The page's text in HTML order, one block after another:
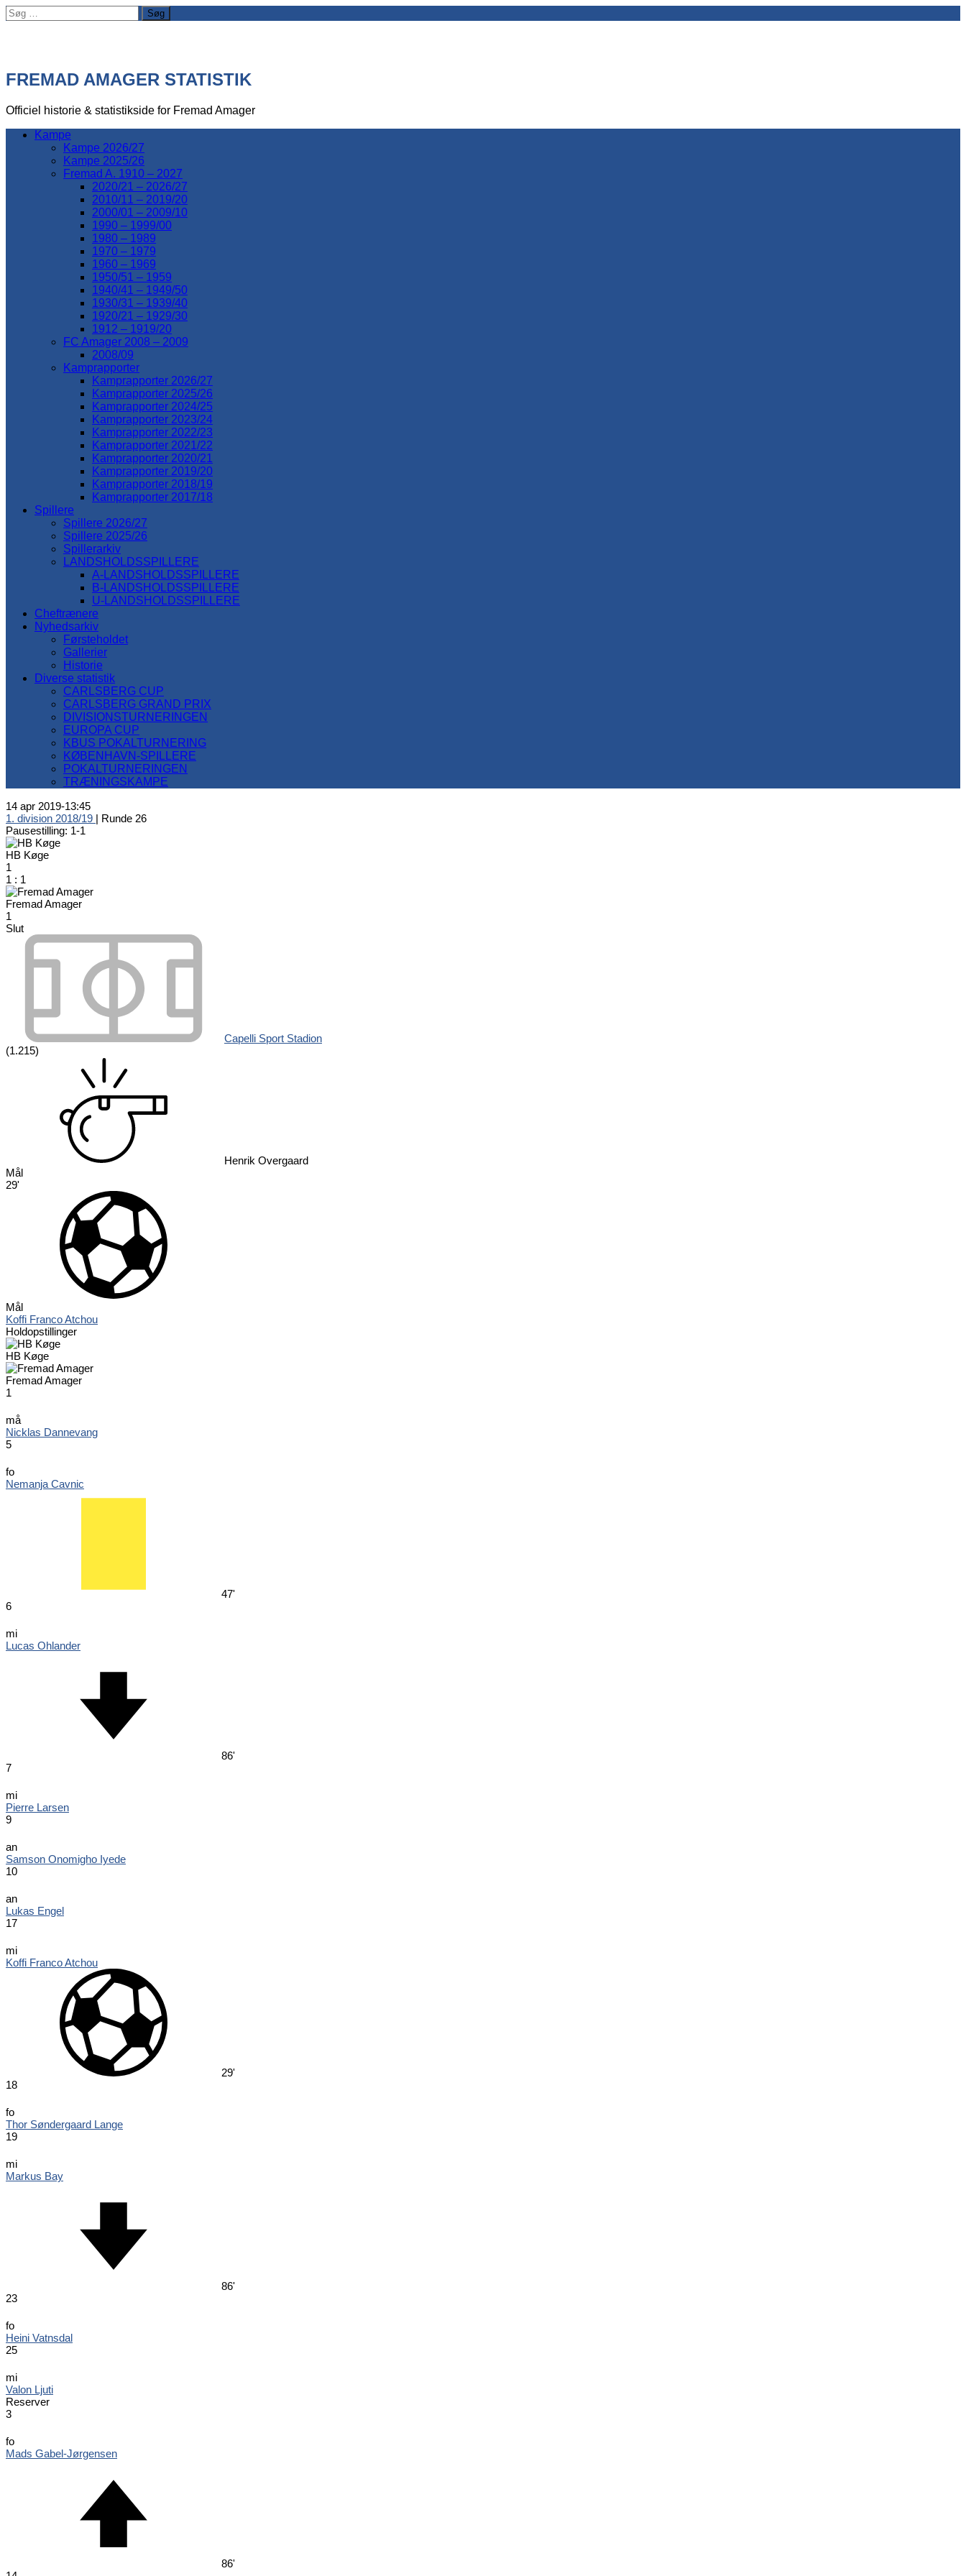
Søg
efter:
FREMAD AMAGER STATISTIK
Officiel historie & statistikside for Fremad Amager
Kampe
Kampe 2026/27
Kampe 2025/26
Fremad A. 1910 – 2027
2020/21 – 2026/27
2010/11 – 2019/20
2000/01 – 2009/10
1990 – 1999/00
1980 – 1989
1970 – 1979
1960 – 1969
1950/51 – 1959
1940/41 – 1949/50
1930/31 – 1939/40
1920/21 – 1929/30
1912 – 1919/20
FC Amager 2008 – 2009
2008/09
Kamprapporter
Kamprapporter 2026/27
Kamprapporter 2025/26
Kamprapporter 2024/25
Kamprapporter 2023/24
Kamprapporter 2022/23
Kamprapporter 2021/22
Kamprapporter 2020/21
Kamprapporter 2019/20
Kamprapporter 2018/19
Kamprapporter 2017/18
Spillere
Spillere 2026/27
Spillere 2025/26
Spillerarkiv
LANDSHOLDSSPILLERE
A-LANDSHOLDSSPILLERE
B-LANDSHOLDSSPILLERE
U-LANDSHOLDSSPILLERE
Cheftrænere
Nyhedsarkiv
Førsteholdet
Gallerier
Historie
Diverse statistik
CARLSBERG CUP
CARLSBERG GRAND PRIX
DIVISIONSTURNERINGEN
EUROPA CUP
KBUS POKALTURNERING
KØBENHAVN-SPILLERE
POKALTURNERINGEN
TRÆNINGSKAMPE
14 apr 2019-13:45
1. division 2018/19 | Runde 26
Pausestilling: 1-1
HB Køge
1
1 : 1
Fremad Amager
1
Slut
Capelli Sport Stadion
(1.215)
Henrik Overgaard
Mål
29'
Mål
Koffi Franco Atchou
Holdopstillinger
HB Køge
Fremad Amager
1
må
Nicklas Dannevang
5
fo
Nemanja Cavnic
47'
6
mi
Lucas Ohlander
86'
7
mi
Pierre Larsen
9
an
Samson Onomigho Iyede
10
an
Lukas Engel
17
mi
Koffi Franco Atchou
29'
18
fo
Thor Søndergaard Lange
19
mi
Markus Bay
86'
23
fo
Heini Vatnsdal
25
mi
Valon Ljuti
Reserver
3
fo
Mads Gabel-Jørgensen
86'